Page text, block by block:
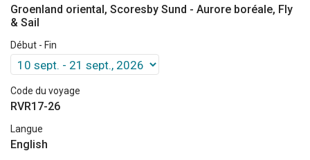
Groenland oriental, Scoresby Sund - Aurore boréale, Fly
& Sail
Début - Fin
Code du voyage
RVR17-26
Langue
English